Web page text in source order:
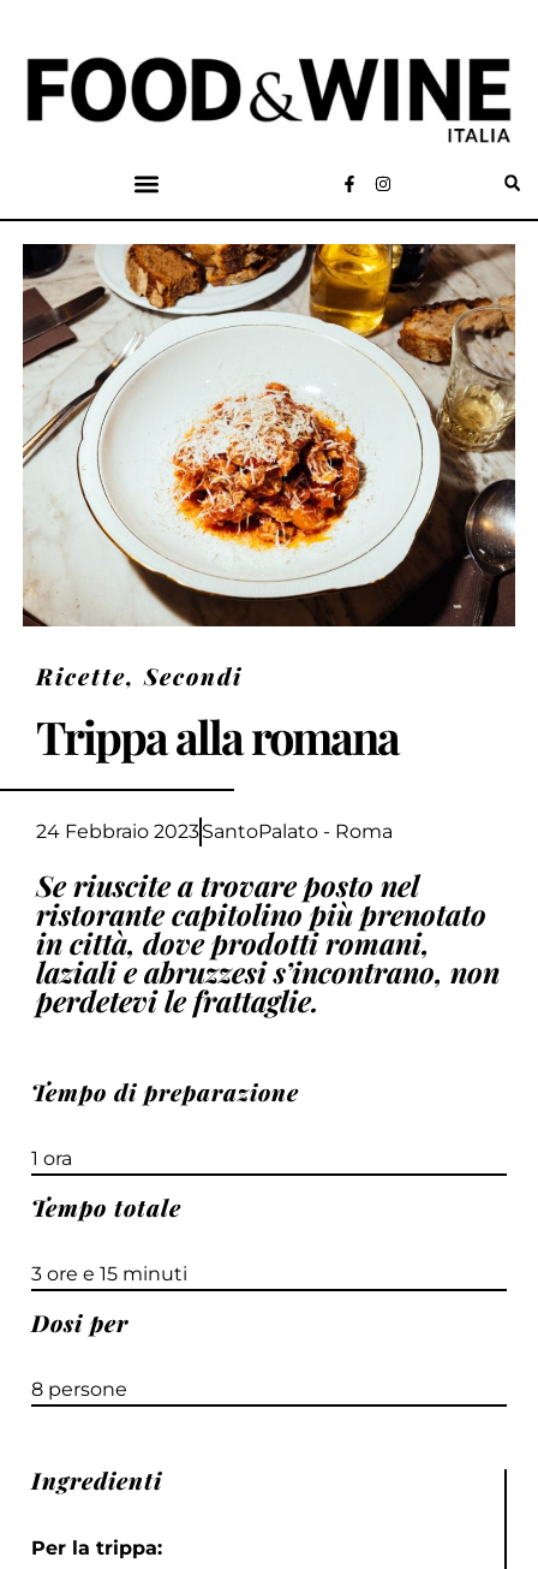
Ricette,Secondi
Trippa alla romana
24 Febbraio 2023SantoPalato - Roma
Se riuscite a trovare posto nel
ristorante capitolino più prenotato
in città, dove prodotti romani,
laziali e abruzzesi s’incontrano, non
perdetevi le frattaglie.
Tempo di preparazione
1 ora
Tempo totale
3 ore e 15 minuti
Dosi per
8 persone
Ingredienti
Per la trippa: